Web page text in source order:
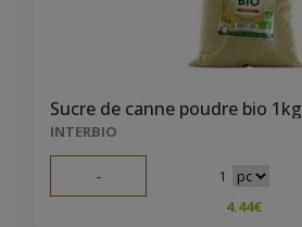
Sucre de canne poudre bio 1kg
INTERBIO
- 1
4.44€